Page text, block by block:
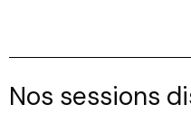
Nos sessions